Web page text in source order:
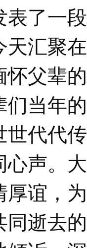
表了一
天汇聚
怀父辈
们当年
世代代
心声。
厚谊，
同逝去